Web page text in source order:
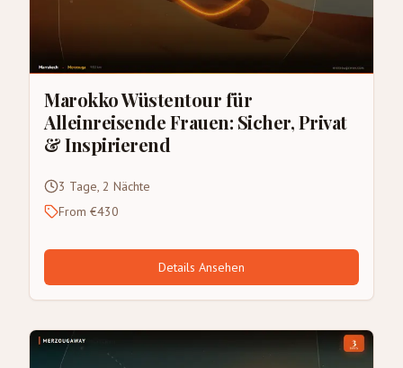
Marokko Wüstentour für
Alleinreisende Frauen: Sicher, Privat
& Inspirierend
3 Tage, 2 Nächte
From €430
Details Ansehen